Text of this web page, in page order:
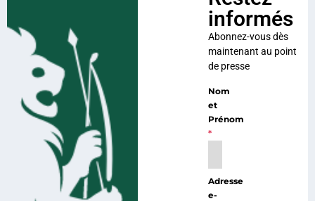
informés
Abonnez-vous dès
maintenant au point
de presse
Nom
et
Prénom
*
Adresse
e-